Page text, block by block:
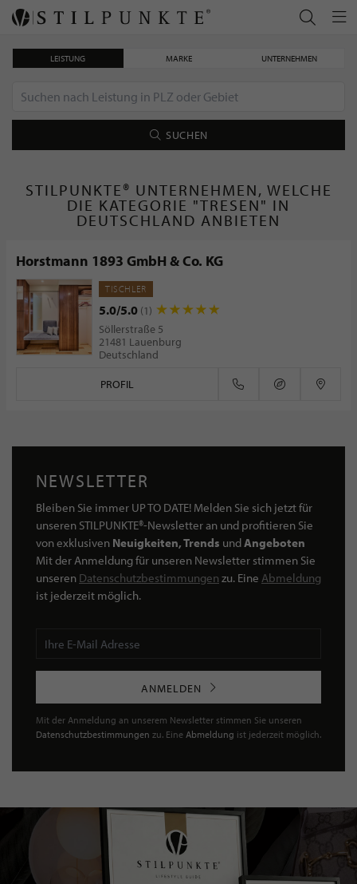
LEISTUNG MARKE UNTERNEHMEN
SUCHEN
STILPUNKTE® UNTERNEHMEN, WELCHE
DIE KATEGORIE "TRESEN" IN
DEUTSCHLAND ANBIETEN
Horstmann 1893 GmbH & Co. KG
TISCHLER
5.0/5.0 (1)
Söllerstraße 5
21481 Lauenburg
Deutschland
PROFIL
NEWSLETTER
Bleiben Sie immer UP TO DATE! Melden Sie sich jetzt für
unseren STILPUNKTE®-Newsletter an und profitieren Sie
von exklusiven Neuigkeiten, Trends undAngeboten
Mit der Anmeldung für unseren Newsletter stimmen Sie
unseren Datenschutzbestimmungen zu. Eine Abmeldung
ist jederzeit möglich.
ANMELDEN
Mit der Anmeldung an unserem Newsletter stimmen Sie unseren
Datenschutzbestimmungen zu. Eine Abmeldung ist jederzeit möglich.